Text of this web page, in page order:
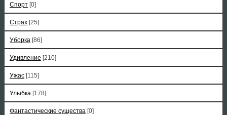
Спорт [0]
Страх [25]
Уборка [86]
Удивление [210]
Ужас [115]
Улыбка [178]
Фантастические существа [0]